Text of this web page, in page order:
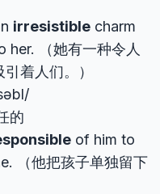
irresistible charm
（她有一种令人
着人们。）
的
of him to
（他把孩子单独留下